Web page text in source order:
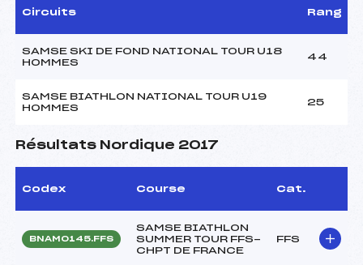
Circuits Rang
SAMSE SKI DE FOND NATIONAL TOUR U18
HOMMES
44
SAMSE BIATHLON NATIONAL TOUR U19
HOMMES
25
Résultats Nordique 2017
Codex Course Cat.
BNAM0145.FFS
SAMSE BIATHLON
SUMMER TOUR FFS-
CHPT DE FRANCE
FFS